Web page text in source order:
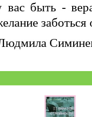
быть -
заботься